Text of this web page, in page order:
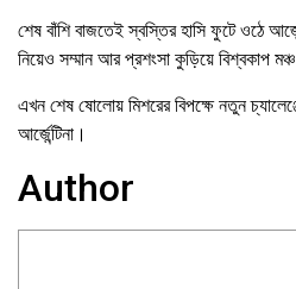
শেষ বাঁশি বাজতেই স্বস্তির হাসি ফুটে ওঠে
নিয়েও সম্মান আর প্রশংসা কুড়িয়ে বিশ্বকাপ
এখন শেষ ষোলোয় মিশরের বিপক্ষে নতুন
আর্জেন্টিনা।
Author